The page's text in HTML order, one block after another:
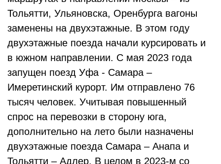
Тольятти, Ульяновска, Оренбурга вагоны
заменены на двухэтажные. В этом году
двухэтажные поезда начали курсировать и
в южном направлении. С мая 2023 года
запущен поезд Уфа - Самара –
Имеретинский курорт. Им отправлено 76
тысяч человек. Учитывая повышенный
спрос на перевозки в сторону юга,
дополнительно на лето были назначены
двухэтажные поезда Самара – Анапа и
Тольятти – Адлер. В целом в 2023-м со